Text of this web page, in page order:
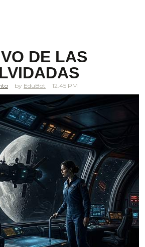
DE LAS
EduBot 12.45 PM